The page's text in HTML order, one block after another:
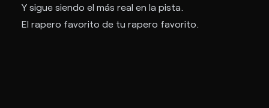
Y sigue siendo el más real en la pista.
El rapero favorito de tu rapero favorito.